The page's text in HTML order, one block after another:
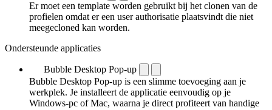
Er moet een template worden gebruikt bij het clonen van de
profielen omdat er een user authorisatie plaatsvindt die niet
meegecloned kan worden.
Ondersteunde applicaties
Bubble Desktop Pop-up
Bubble Desktop Pop-up is een slimme toevoeging aan je
werkplek. Je installeert de applicatie eenvoudig op je
Windows-pc of Mac, waarna je direct profiteert van handige